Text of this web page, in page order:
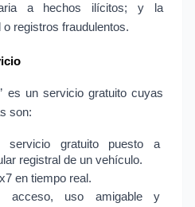
a hechos ilícitos; y la
registros fraudulentos.
es un servicio gratuito cuyas
son:
servicio gratuito puesto a
registral de un vehículo.
en tiempo real.
acceso, uso amigable y